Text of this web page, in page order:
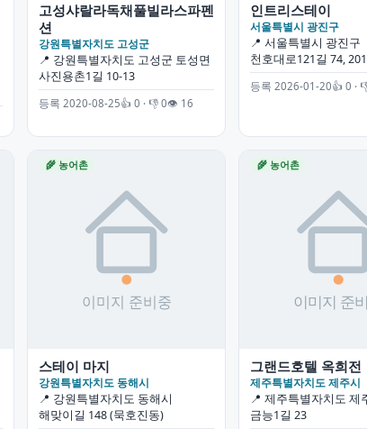
고성샤랄라독채풀빌라스파펜
션
강원특별자치도 고성군
📍 강원특별자치도 고성군 토성면
사진용촌1길 10-13
등록 2020-08-25👍 0 · 👎 0👁 16
인트리스테이
서울특별시 광진구
📍 서울특별시 광진구
천호대로121길 74,
등록 2026-01-20👍 0 ·
🌾 농어촌
스테이 마지
강원특별자치도 동해시
📍 강원특별자치도 동해시
해맞이길 148 (묵호진동)
🌾 농어촌
그랜드호텔 옥희전
제주특별자치도 제주시
📍 제주특별자치도 제
금능1길 23